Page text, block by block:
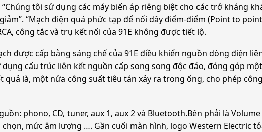
tôi sử dụng các máy biến áp riêng biệt cho các trở kháng
“Mạch điện quá phức tạp để nối dây điểm-điểm (Point to
công tắc và trụ kết nối của 91E không được tiết lộ.
được cấp bằng sáng chế của 91E điều khiển nguồn dòng điện
cấu trúc liên kết nguồn cấp song song độc đáo, đóng góp
quả là, một nửa công suất tiêu tán xảy ra trong ống, cho phép
phono, CD, tuner, aux 1, aux 2 và Bluetooth.Bên phải là
chọn, mức âm lượng …. Gần cuối màn hình, logo Western Electric